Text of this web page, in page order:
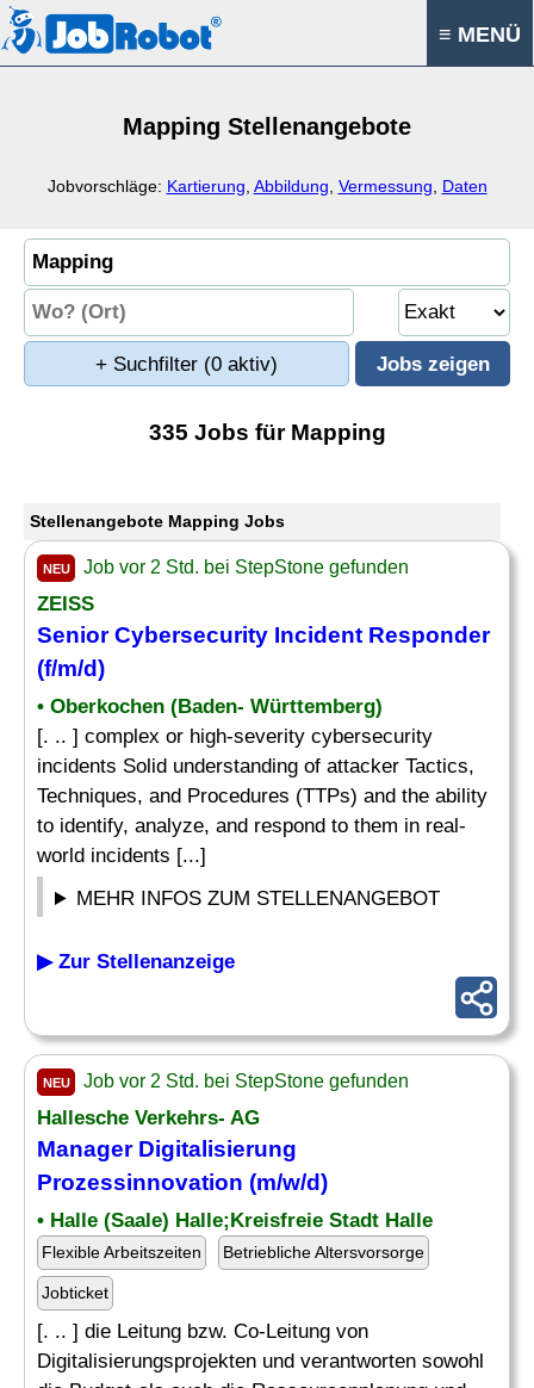
≡ MENÜ
Mapping Stellenangebote
Jobvorschläge: Kartierung Abbildung Vermessung Daten
+ Suchfilter (0 aktiv)
335 Jobs für Mapping
Stellenangebote Mapping Jobs
NEU Job vor 2 Std. bei StepStone gefunden
ZEISS
Senior Cybersecurity Incident Responder
(f/m/d)
• Oberkochen (Baden- Württemberg)
[. .. ] complex or high-severity cybersecurity
incidents Solid understanding of attacker Tactics,
Techniques, and Procedures (TTPs) and the ability
to identify, analyze, and respond to them in real-
world incidents [...]
MEHR INFOS ZUM STELLENANGEBOT
▶ Zur Stellenanzeige
NEU Job vor 2 Std. bei StepStone gefunden
Hallesche Verkehrs- AG
Manager Digitalisierung
Prozessinnovation (m/w/d)
• Halle (Saale) Halle;Kreisfreie Stadt Halle
Flexible Arbeitszeiten Betriebliche Altersvorsorge
Jobticket
[. .. ] die Leitung bzw. Co-Leitung von
Digitalisierungsprojekten und verantworten sowohl